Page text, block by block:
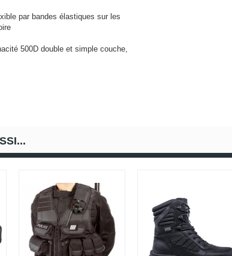
par bandes élastiques sur les
500D double et simple couche,